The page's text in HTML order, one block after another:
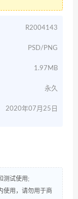
R2004143
PSD/PNG
1.97MB
永久
2020年07月25日
测试使用;
使用，请勿用于商